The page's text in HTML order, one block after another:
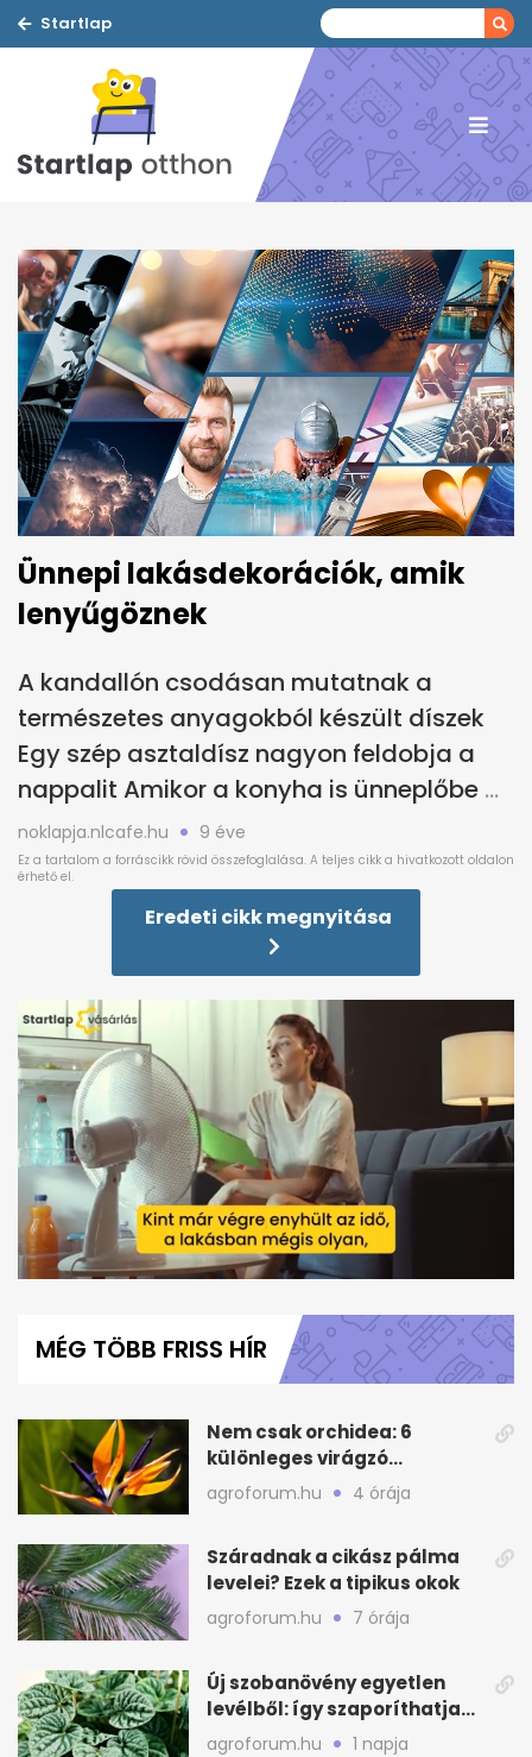
Startlap
Ünnepi lakásdekorációk, amik
lenyűgöznek
A kandallón csodásan mutatnak a
természetes anyagokból készült díszek
Egy szép asztaldísz nagyon feldobja a
nappalit Amikor a konyha is ünneplőbe
noklapja.nlcafe.hu 9 éve
Eredeti cikk megnyitása
54
seconds
MÉG TÖBB FRISS HÍR
Nem csak orchidea: 6
különleges virágzó
szobanövény a
gyűjteménybe
agroforum.hu 4 órája
Száradnak a cikász pálma
levelei? Ezek a tipikus okok
agroforum.hu 7 órája
Új szobanövény egyetlen
levélből: így szaporíthatja
egyszerűen
agroforum.hu 1 napja